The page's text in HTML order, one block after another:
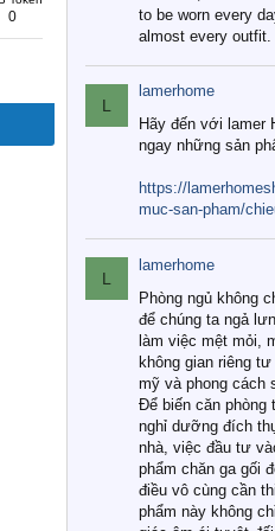
0
to be worn every
almost every outfit.
L
lamerhome
Hãy đến với lamer
ngay những sản
https://
muc-san-pham/
L
lamerhome
Phòng ngủ không
để chúng ta ngả
làm việc mệt mỏi,
không gian riêng
mỹ và phong cách
Để biến căn phòng
nghỉ dưỡng đích
nhà, việc đầu tư
phẩm chăn ga gối
điều vô cùng cần
phẩm này không